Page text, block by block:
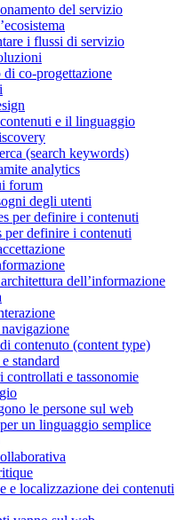
del servizio
i flussi di servizio
co-progettazione
e il linguaggio
(search keywords)
analytics
forum
degli utenti
per definire i contenuti
per definire i contenuti
dell’informazione
contenuto (content type)
standard
controllati e tassonomie
le persone sul web
un linguaggio semplice
e localizzazione dei contenuti